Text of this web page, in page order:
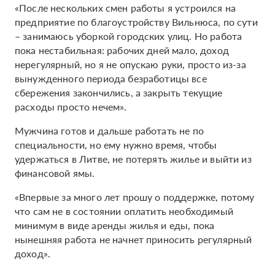
«После нескольких смен работы я устроился на
предприятие по благоустройству Вильнюса, по сути
– занимаюсь уборкой городских улиц. Но работа
пока нестабильная: рабочих дней мало, доход
нерегулярный, но я не опускаю руки, просто из-за
вынужденного периода безработицы все
сбережения закончились, а закрыть текущие
расходы просто нечем».
Мужчина готов и дальше работать не по
специальности, но ему нужно время, чтобы
удержаться в Литве, не потерять жилье и выйти из
финансовой ямы.
«Впервые за много лет прошу о поддержке, потому
что сам не в состоянии оплатить необходимый
минимум в виде аренды жилья и еды, пока
нынешняя работа не начнет приносить регулярный
доход».